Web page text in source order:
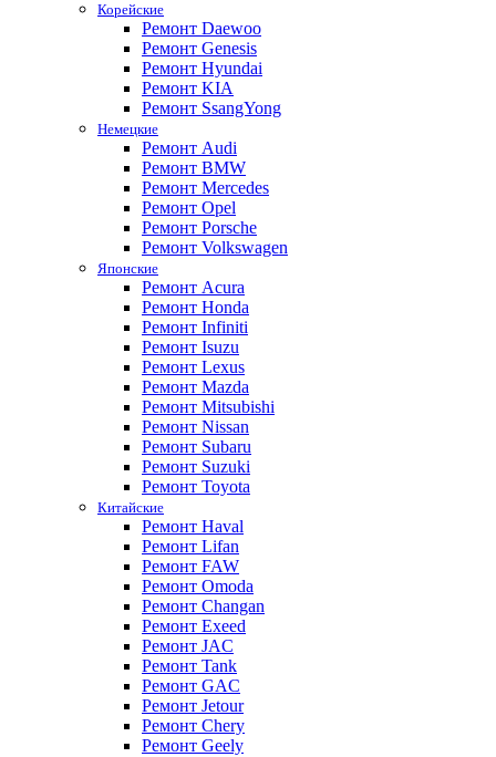
Корейские
Ремонт Daewoo
Ремонт Genesis
Ремонт Hyundai
Ремонт KIA
Ремонт SsangYong
Немецкие
Ремонт Audi
Ремонт BMW
Ремонт Mercedes
Ремонт Opel
Ремонт Porsche
Ремонт Volkswagen
Японские
Ремонт Acura
Ремонт Honda
Ремонт Infiniti
Ремонт Isuzu
Ремонт Lexus
Ремонт Mazda
Ремонт Mitsubishi
Ремонт Nissan
Ремонт Subaru
Ремонт Suzuki
Ремонт Toyota
Китайские
Ремонт Haval
Ремонт Lifan
Ремонт FAW
Ремонт Omoda
Ремонт Changan
Ремонт Exeed
Ремонт JAC
Ремонт Tank
Ремонт GAC
Ремонт Jetour
Ремонт Chery
Ремонт Geely